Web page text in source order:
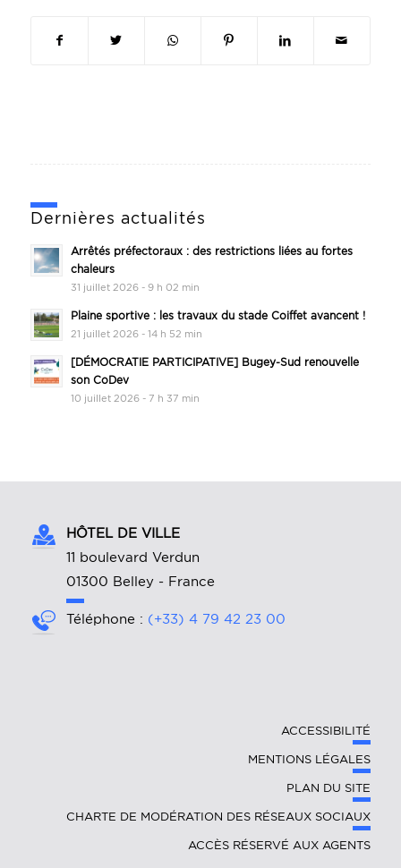
Dernières actualités
Arrêtés préfectoraux : des restrictions liées au fortes
chaleurs
31 juillet 2026 - 9 h 02 min
Plaine sportive : les travaux du stade Coiffet avancent !
21 juillet 2026 - 14 h 52 min
[DÉMOCRATIE PARTICIPATIVE] Bugey-Sud renouvelle
son CoDev
10 juillet 2026 - 7 h 37 min
HÔTEL DE VILLE
11 boulevard Verdun
01300 Belley - France
Téléphone : (+33) 4 79 42 23 00
ACCESSIBILITÉ
MENTIONS LÉGALES
PLAN DU SITE
CHARTE DE MODÉRATION DES RÉSEAUX SOCIAUX
ACCÈS RÉSERVÉ AUX AGENTS